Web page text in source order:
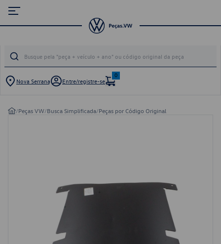
Nova Serrana Entre/registre-se
0
/Peças VW/Busca Simplificada/Peças por Código Original